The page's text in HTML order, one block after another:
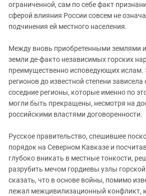
ограниченной, сам по себе факт
сферой влияния России совсем не
подчинения ей местного населения.
Между вновь приобретенными землями
земли де-факто независимых горских
преимущественно исповедующих ислам.
регионов до известной степени зависела
соседние регионы, которые именно по
могли быть прекращены, несмотря на
российскими властями договоренности.
Русское правительство, спешившее
порядок на Северном Кавказе и
глубоко вникать в местные тонкости,
разрубить мечом гордиевы узлы
сказать, что в основе войны, помимо
лежал межцивилизационный конфликт,